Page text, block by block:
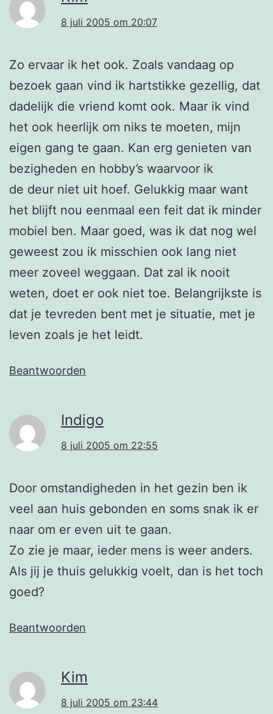
8 juli 2005 om 20:07
Zo ervaar ik het ook. Zoals vandaag op
bezoek gaan vind ik hartstikke gezellig, dat
dadelijk die vriend komt ook. Maar ik vind
het ook heerlijk om niks te moeten, mijn
eigen gang te gaan. Kan erg genieten van
bezigheden en hobby’s waarvoor ik
de deur niet uit hoef. Gelukkig maar want
het blijft nou eenmaal een feit dat ik minder
mobiel ben. Maar goed, was ik dat nog wel
geweest zou ik misschien ook lang niet
meer zoveel weggaan. Dat zal ik nooit
weten, doet er ook niet toe. Belangrijkste is
dat je tevreden bent met je situatie, met je
leven zoals je het leidt.
Beantwoorden
Indigo
8 juli 2005 om 22:55
Door omstandigheden in het gezin ben ik
veel aan huis gebonden en soms snak ik er
naar om er even uit te gaan.
Zo zie je maar, ieder mens is weer anders.
Als jij je thuis gelukkig voelt, dan is het toch
goed?
Beantwoorden
Kim
8 juli 2005 om 23:44